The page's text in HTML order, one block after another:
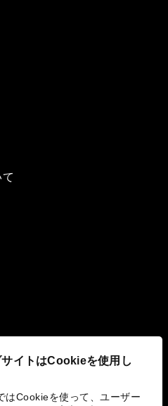
サイトはCookieを使用し
はCookieを使って、ユーザー
み